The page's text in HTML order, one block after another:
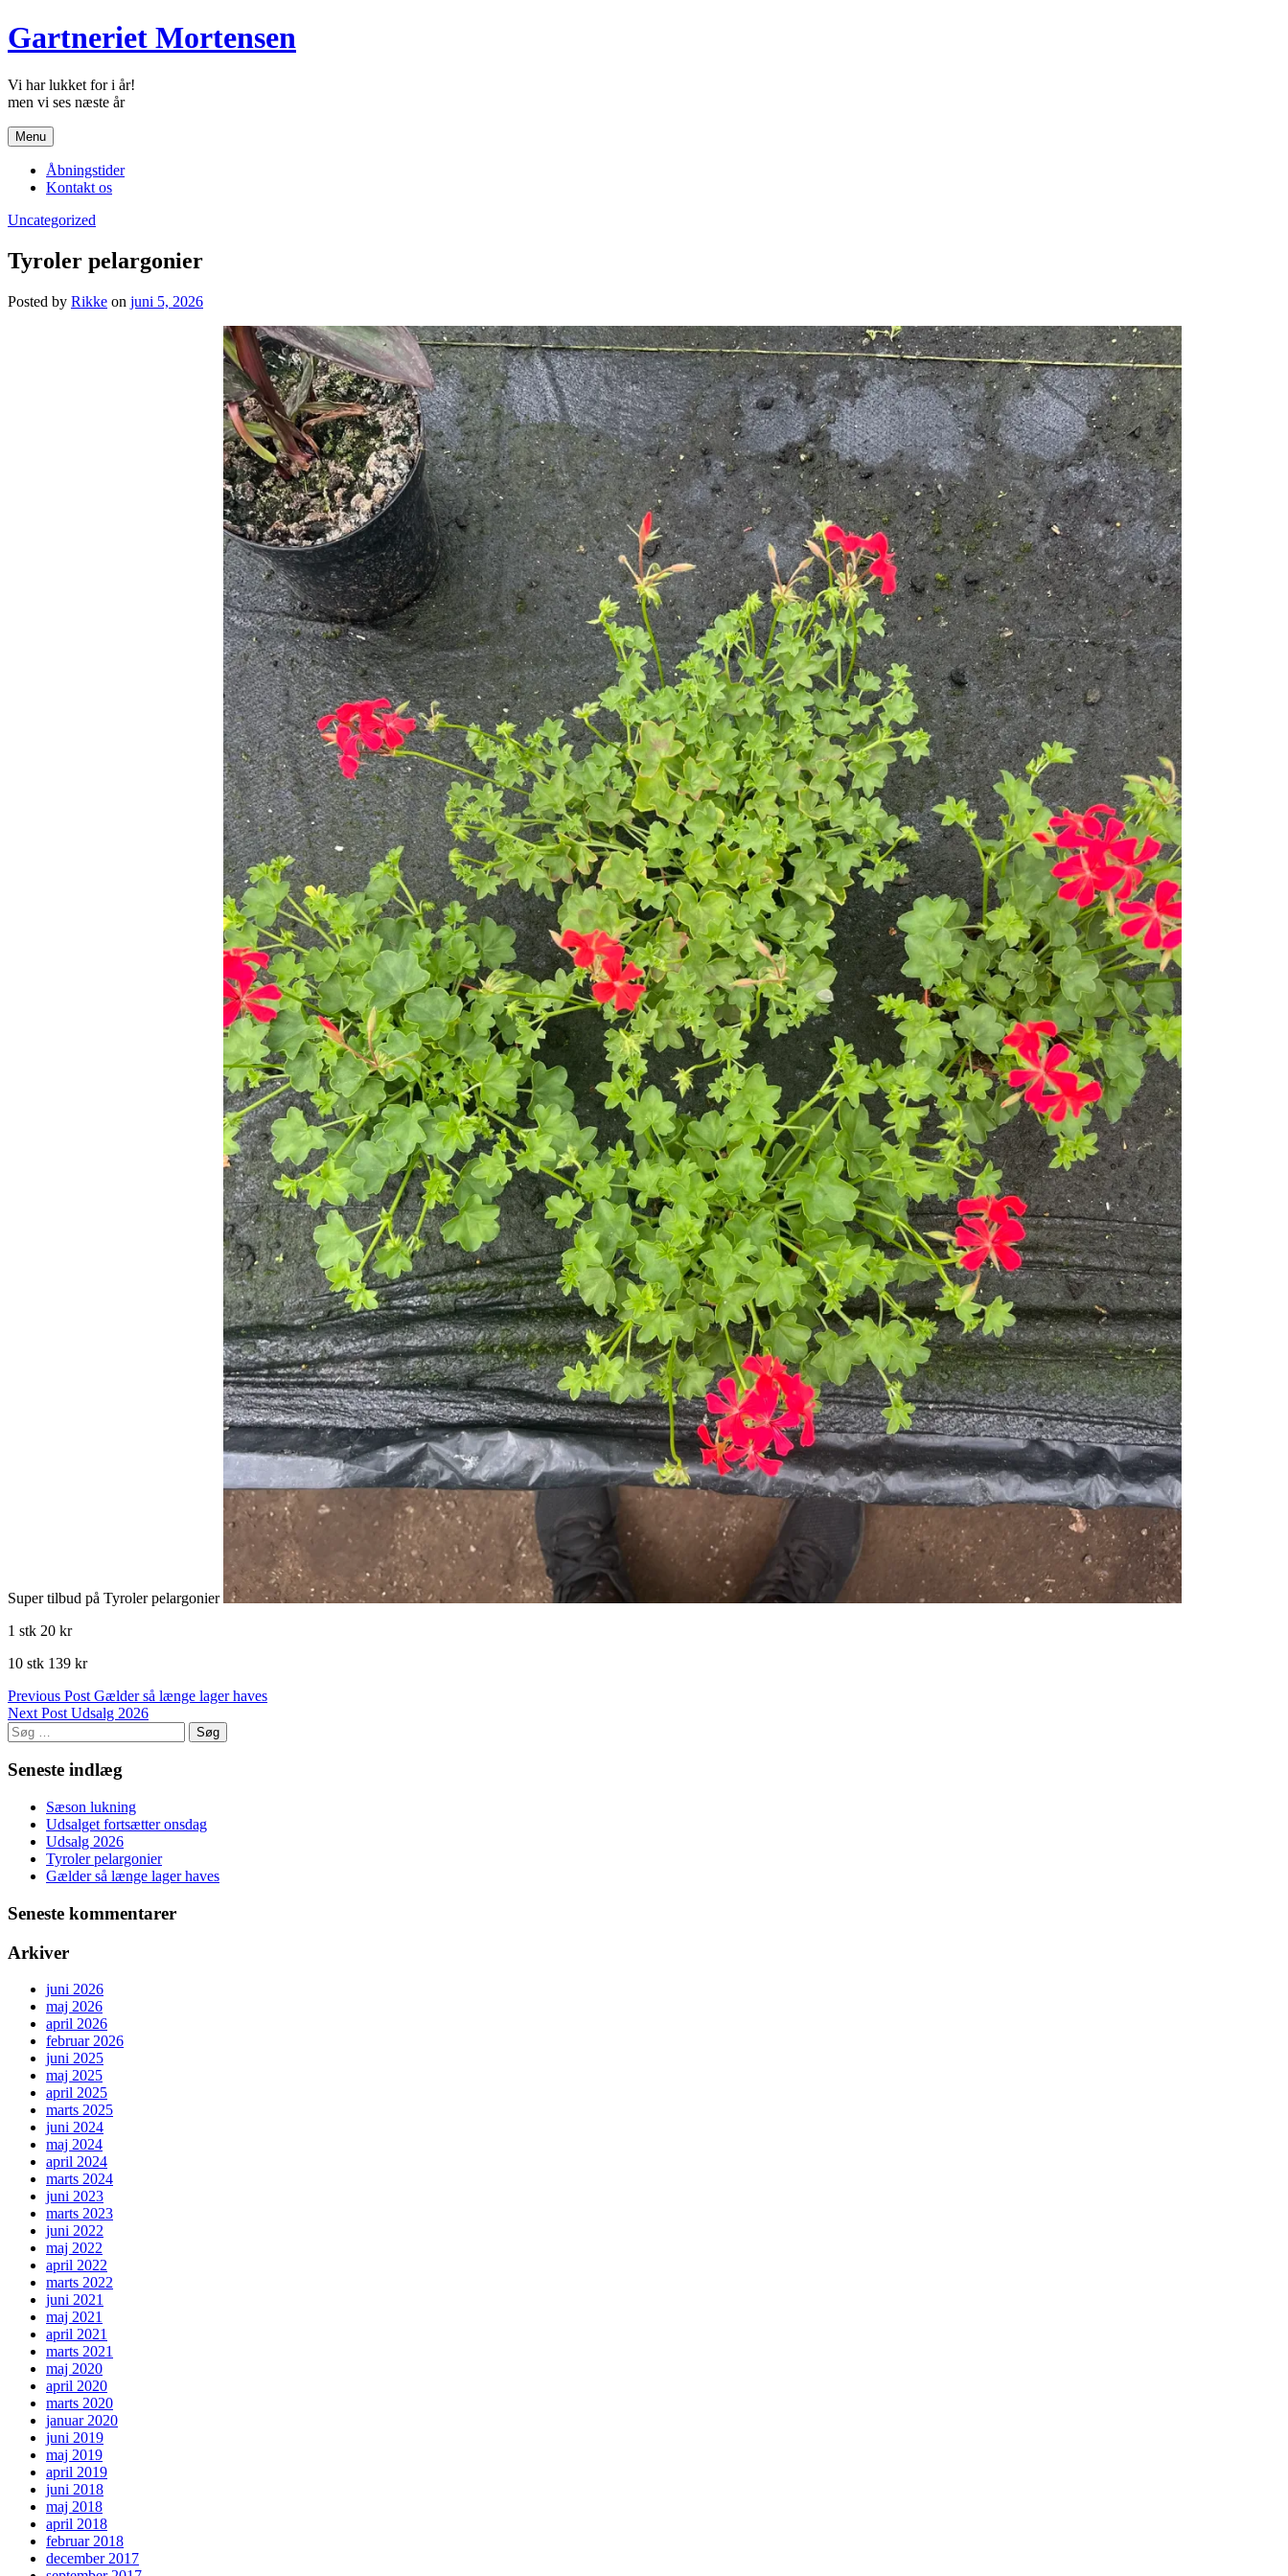
Skip
to
Gartneriet Mortensen
Vi har lukket for i år!
Menu
Åbningstider
Kontakt os
Uncategorized
Tyroler pelargonier
Posted by Rikke on juni 5, 2026
Super tilbud på Tyroler pelargonier
1 stk 20 kr
10 stk 139 kr
Indlægsnavigation
Previous Post Gælder så længe lager haves
Next Post Udsalg 2026
Søg
efter:
Seneste indlæg
Sæson lukning
Udsalget fortsætter onsdag
Udsalg 2026
Tyroler pelargonier
Gælder så længe lager haves
Seneste kommentarer
Arkiver
juni 2026
maj 2026
april 2026
februar 2026
juni 2025
maj 2025
april 2025
marts 2025
juni 2024
maj 2024
april 2024
marts 2024
juni 2023
marts 2023
juni 2022
maj 2022
april 2022
marts 2022
juni 2021
maj 2021
april 2021
marts 2021
maj 2020
april 2020
marts 2020
januar 2020
juni 2019
maj 2019
april 2019
juni 2018
maj 2018
april 2018
februar 2018
december 2017